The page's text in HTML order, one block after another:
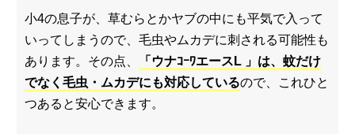
小4の息子が、草むらとかヤブの中にも平気で入って
いってしまうので、毛虫やムカデに刺される可能性も
あります。その点、
「ウナｺｰﾜエースL 」は、蚊だけ
でなく毛虫・ムカデにも対応しているので、これひと
つあると安心できます。